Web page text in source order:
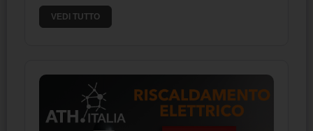
VEDI TUTTO